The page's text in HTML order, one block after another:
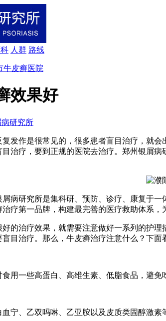
人群 路线
牛皮癣医院
效果好
研究所
发作是很常见的，很多患者盲目治疗，就
治疗，要到正规的医院去治疗。郑州银屑
病研究所是集科研、预防、诊疗、康复于
疗第一品牌，构建最完善的医疗救助体系，
的治疗效果，就需要注意做好一系列的护
目治疗。那么，牛皮癣治疗注意什么？下面
用一些高蛋白、高维生素、低脂食品，避免
宁、乙双吗啉、乙亚胺以及皮质类固醇激